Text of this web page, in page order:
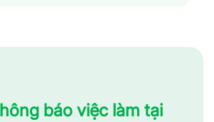
báo việc làm tại